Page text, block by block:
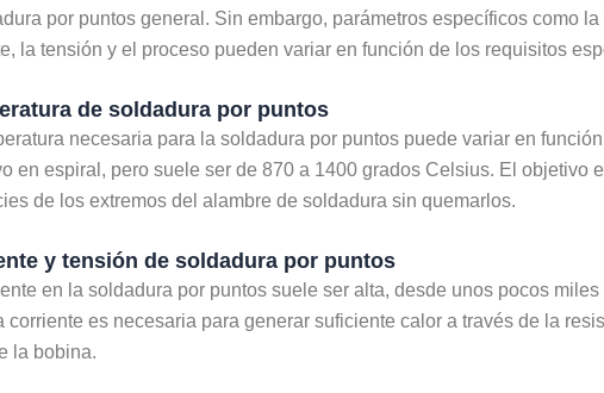
por puntos general. Sin embargo, parámetros específicos como
la tensión y el proceso pueden variar en función de los requisitos
de soldadura por puntos
necesaria para la soldadura por puntos puede variar en
en espiral, pero suele ser de 870 a 1400 grados Celsius. El objetivo
de los extremos del alambre de soldadura sin quemarlos.
y tensión de soldadura por puntos
en la soldadura por puntos suele ser alta, desde unos pocos
corriente es necesaria para generar suficiente calor a través de la
la bobina.